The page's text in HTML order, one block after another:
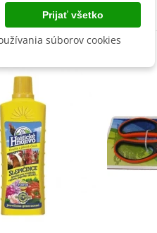
Prijať všetko
súborov cookies